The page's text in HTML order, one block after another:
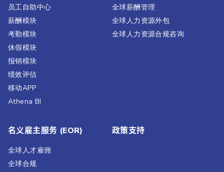
员工自助中心
薪酬模块
考勤模块
休假模块
报销模块
绩效评估​
移动APP
Athena BI
全球薪酬管理
全球人力资源外包
全球人力资源合规咨询
名义雇主服务 (EOR)
全球人才雇佣
全球合规
政策支持